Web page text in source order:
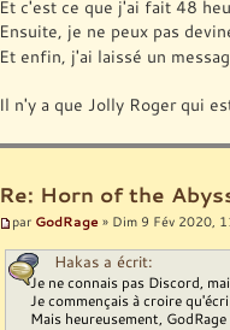
Et c'est ce que j'ai fait 48
Ensuite, je ne peux pas
Et enfin, j'ai laissé un
Il n'y a que Jolly Roger qui
Re: Horn of the
par GodRage » Dim 9 Fév 2020,
Hakas a écrit:
Je ne connais pas Discord,
Je commençais à croire
Mais heureusement,